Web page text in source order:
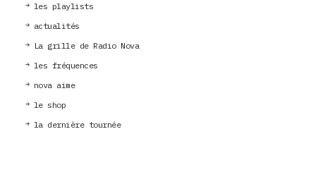
les playlists
actualités
La grille de Radio Nova
les fréquences
nova aime
le shop
la dernière tournée